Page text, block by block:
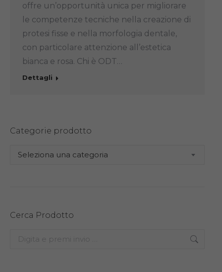
offre un’opportunità unica per migliorare
le competenze tecniche nella creazione di
protesi fisse e nella morfologia dentale,
con particolare attenzione all’estetica
bianca e rosa. Chi è ODT…
Dettagli
Categorie prodotto
Seleziona una categoria
Cerca Prodotto